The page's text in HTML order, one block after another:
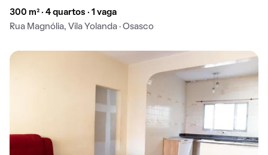
300 m² · 4 quartos · 1 vaga
Rua Magnólia, Vila Yolanda · Osasco